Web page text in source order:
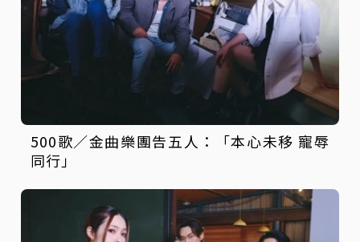
500歌／金曲樂團告五人：「本心未移 寵辱
同行」